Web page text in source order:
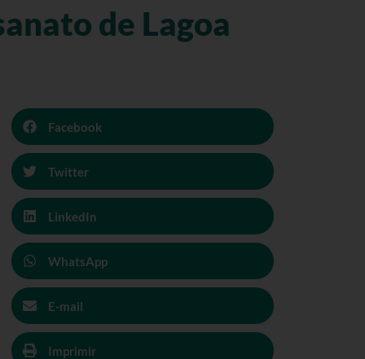
de Lagoa
Facebook
Twitter
LinkedIn
WhatsApp
E-mail
Imprimir